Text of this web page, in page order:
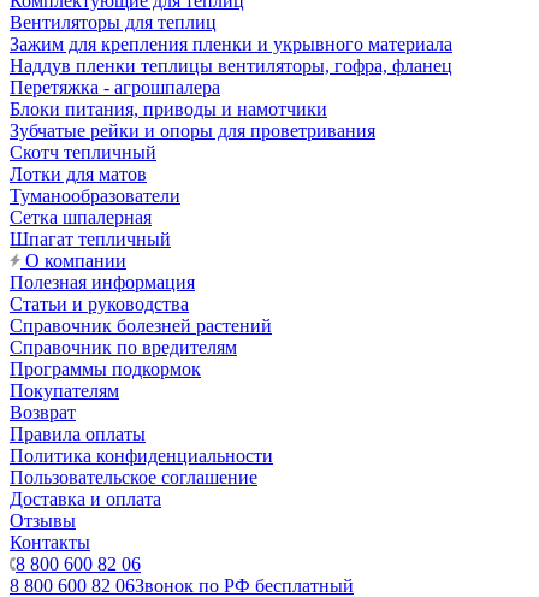
Вентиляторы для теплиц
Зажим для крепления пленки и укрывного материала
Наддув пленки теплицы вентиляторы, гофра, фланец
Перетяжка - агрошпалера
Блоки питания, приводы и намотчики
Зубчатые рейки и опоры для проветривания
Скотч тепличный
Лотки для матов
Туманообразователи
Сетка шпалерная
Шпагат тепличный
О компании
Полезная информация
Статьи и руководства
Справочник болезней растений
Справочник по вредителям
Программы подкормок
Покупателям
Возврат
Правила оплаты
Политика конфиденциальности
Пользовательское соглашение
Доставка и оплата
Отзывы
Контакты
8 800 600 82 06
8 800 600 82 06Звонок по РФ бесплатный